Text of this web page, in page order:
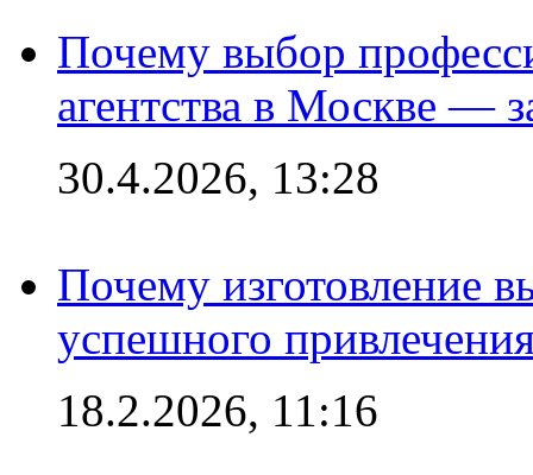
Почему выбор
агентства в Москве —
30.4.2026, 13:28
Почему изготовление
успешного
18.2.2026, 11:16